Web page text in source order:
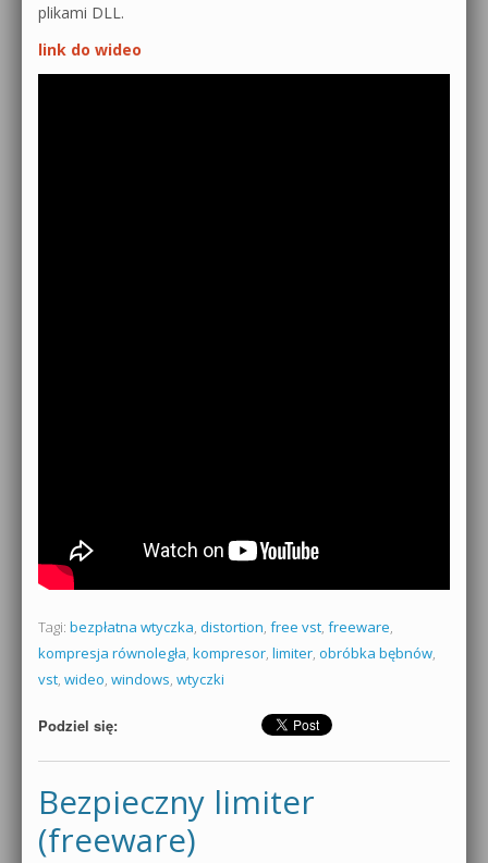
plikami DLL.
link do wideo
Tagi: bezpłatna wtyczka, distortion, free vst, freeware,
kompresja równoległa, kompresor, limiter, obróbka bębnów,
vst, wideo, windows, wtyczki
Podziel się:
Bezpieczny limiter
(freeware)